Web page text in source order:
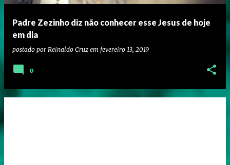
Padre Zezinho diz não conhecer esse Jesus de hoje
em dia
postado por Reinaldo Cruz em fevereiro 13, 2019
0